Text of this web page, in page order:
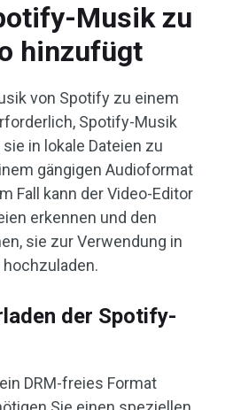
Musik zu
hinzufügt
von Spotify zu einem
Spotify-Musik
in lokale Dateien zu
gängigen Audioformat
Fall kann der Video-Editor
erkennen und den
sie zur Verwendung in
der Spotify-
DRM-freies Format